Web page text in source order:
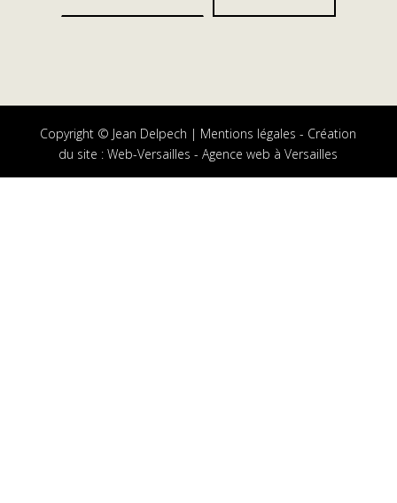
Copyright © Jean Delpech | Mentions légales - Création
du site :Web-Versailles - Agence web à Versailles